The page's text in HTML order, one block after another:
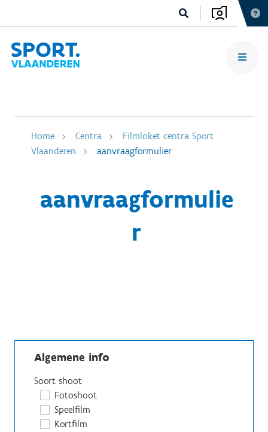
Home Centra
Filmloket centra Sport
Vlaanderen
aanvraagformulier
aanvraagformulie
r
Algemene info
Soort shoot
Fotoshoot
Speelfilm
Kortfilm